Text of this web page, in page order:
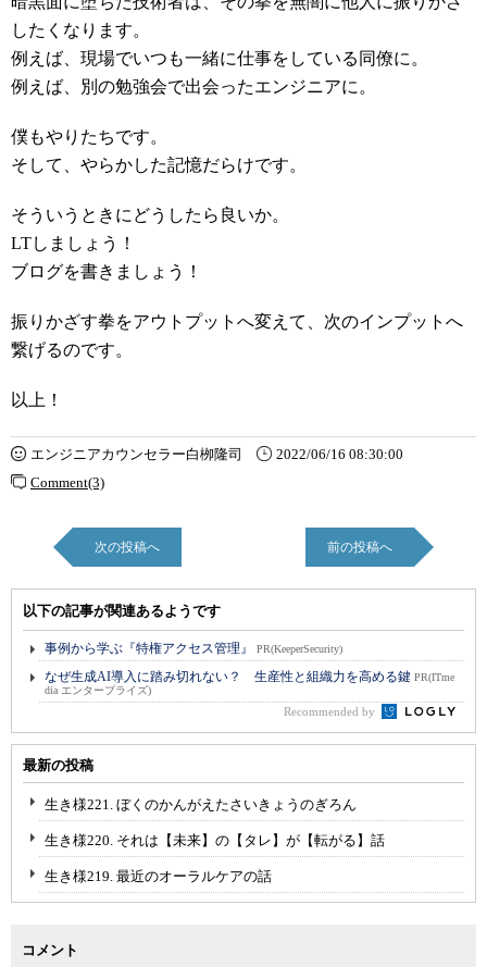
したくなります。
例えば、現場でいつも一緒に仕事をしている同僚に。
例えば、別の勉強会で出会ったエンジニアに。
僕もやりたちです。
そして、やらかした記憶だらけです。
そういうときにどうしたら良いか。
LTしましょう！
ブログを書きましょう！
振りかざす拳をアウトプットへ変えて、次のインプットへ
繋げるのです。
以上！
エンジニアカウンセラー白栁隆司
2022/06/16 08:30:00
Comment(3)
次の投稿へ 前の投稿へ
以下の記事が関連あるようです
事例から学ぶ『特権アクセス管理』 PR(KeeperSecurity)
なぜ生成AI導入に踏み切れない？ 生産性と組織力を高める鍵 PR(ITme
dia エンタープライズ)
Recommended by
最新の投稿
生き様221. ぼくのかんがえたさいきょうのぎろん
生き様220. それは【未来】の【タレ】が【転がる】話
生き様219. 最近のオーラルケアの話
コメント